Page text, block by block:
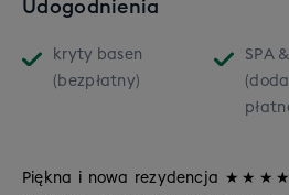
niebieskie i czerwone)
8% tras trudnych –
adrenaliny i mocniejszych
każdy zjazd był po innej
Courchevel.
Udogodnienia
kryty basen
(bezpłatny)
SPA
Piękna i nowa rezydencja